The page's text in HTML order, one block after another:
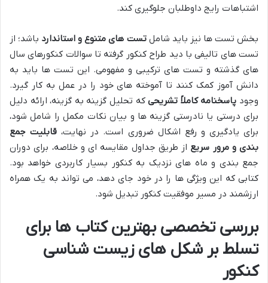
اشتباهات رایج داوطلبان جلوگیری کند.
بخش تست ها نیز باید شاملتست های متنوع و استاندارد باشد؛ از
تست های تالیفی با دید طراح کنکور گرفته تا سوالات کنکورهای سال
های گذشته و تست های ترکیبی و مفهومی. این تست ها باید به
دانش آموز کمک کنند تا آموخته های خود را در عمل به کار گیرد.
وجود پاسخنامه کاملاً تشریحیکه تحلیل گزینه به گزینه، ارائه دلیل
برای درستی یا نادرستی گزینه ها و بیان نکات مکمل را شامل شود،
برای یادگیری و رفع اشکال ضروری است. در نهایت، قابلیت جمع
بندی و مرور سریع از طریق جداول مقایسه ای و خلاصه، برای دوران
جمع بندی و ماه های نزدیک به کنکور بسیار کاربردی خواهد بود.
کتابی که این ویژگی ها را در خود جای دهد، می تواند به یک همراه
ارزشمند در مسیر موفقیت کنکور تبدیل شود.
بررسی تخصصی بهترین کتاب ها برای
تسلط بر شکل های زیست شناسی
کنکور